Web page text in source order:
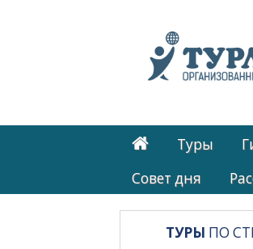
Туры
Cовет дня
ТУРЫ ПО